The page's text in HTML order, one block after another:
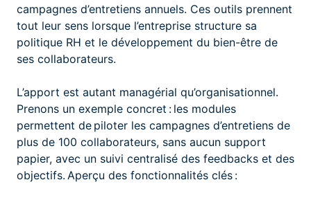
campagnes d’entretiens annuels. Ces outils prennent
tout leur sens lorsque l’entreprise structure sa
politique RH et le développement du bien-être de
ses collaborateurs.
L’apport est autant managérial qu’organisationnel.
Prenons un exemple concret : les modules
permettent de piloter les campagnes d’entretiens de
plus de 100 collaborateurs, sans aucun support
papier, avec un suivi centralisé des feedbacks et des
objectifs. Aperçu des fonctionnalités clés :